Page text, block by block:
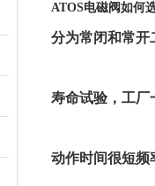
ATOS电磁阀如何
分为常闭和常开
寿命试验，工厂
动作时间很短频